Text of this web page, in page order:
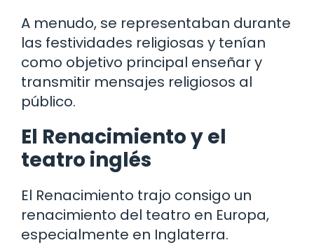
A menudo, se representaban durante
las festividades religiosas y tenían
como objetivo principal enseñar y
transmitir mensajes religiosos al
público.
El Renacimiento y el
teatro inglés
El Renacimiento trajo consigo un
renacimiento del teatro en Europa,
especialmente en Inglaterra.